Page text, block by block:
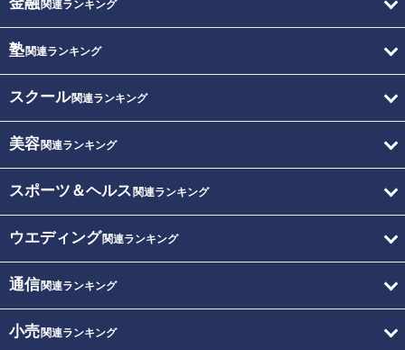
金融関連ランキング
塾関連ランキング
スクール関連ランキング
美容関連ランキング
スポーツ＆ヘルス 関連ランキング
ウエディング関連ランキング
通信関連ランキング
小売関連ランキング